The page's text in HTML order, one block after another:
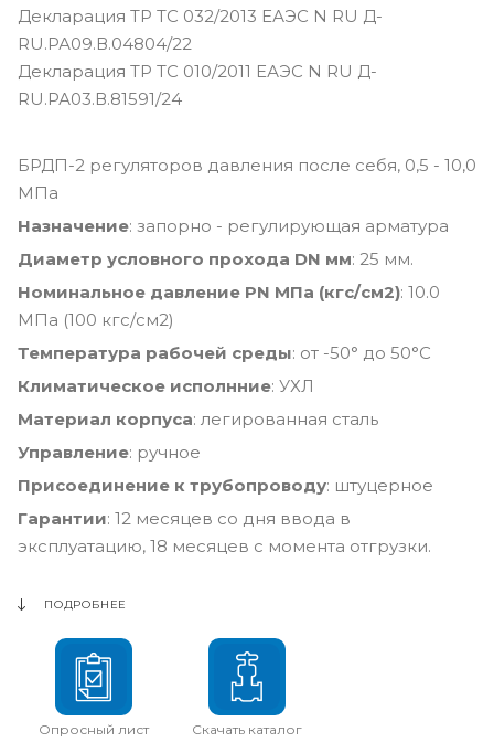
Декларация ТР ТС 032/2013 ЕАЭС N RU Д-
RU.РА09.В.04804/22
Декларация ТР ТС 010/2011 ЕАЭС N RU Д-
RU.РА03.В.81591/24
БРДП-2 регуляторов давления после себя, 0,5 - 10,0
МПа
Назначение: запорно - регулирующая арматура
Диаметр условного прохода DN мм: 25 мм.
Номинальное давление PN МПа (кгс/см2): 10.0
МПа (100 кгс/см2)
Температура рабочей среды: от -50° до 50°С
Климатическое исполнние: УХЛ
Материал корпуса: легированная сталь
Управление: ручное
Присоединение к трубопроводу: штуцерное
Гарантии: 12 месяцев со дня ввода в
эксплуатацию, 18 месяцев с момента отгрузки.
ПОДРОБНЕЕ
Опросный лист Скачать каталог